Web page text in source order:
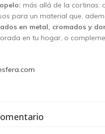
más allá de la cortinas:
para un material que,
en metal, cromados y
en tu hogar, o